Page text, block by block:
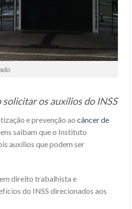
os auxílios do INSS
e prevenção ao câncer de
saibam que o Instituto
auxílios que podem ser
direito trabalhista e
do INSS direcionados aos